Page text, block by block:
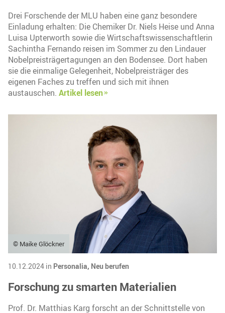
Drei Forschende der MLU haben eine ganz besondere
Einladung erhalten: Die Chemiker Dr. Niels Heise und Anna
Luisa Upterworth sowie die Wirtschaftswissenschaftlerin
Sachintha Fernando reisen im Sommer zu den Lindauer
Nobelpreisträgertagungen an den Bodensee. Dort haben
sie die einmalige Gelegenheit, Nobelpreisträger des
eigenen Faches zu treffen und sich mit ihnen
austauschen. Artikel lesen
© Maike Glöckner
10.12.2024 in Personalia, Neu berufen
Forschung zu smarten Materialien
Prof. Dr. Matthias Karg forscht an der Schnittstelle von